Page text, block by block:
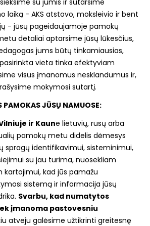
laiką - AKS atstovo, moksleivio ir bent
- jūsų pageidaujamoje pamokų
detaliai aptarsime jūsų lūkesčius,
jums būtų tinkamiausias,
vieta tinka efektyviam
visus įmanomus nesklandumus ir,
mokymosi sutartį.
PAMOKAS JŪSŲ NAMUOSE:
ir Kaune lietuvių, rusų arba
pamokų metu didelis dėmesys
spragų identifikavimui, sisteminimui,
su jau turima, nuosekliam
kartojimui, kad jūs pamažu
sistemą ir informacija jūsų
Svarbu, kad numatytos
įmanoma pastovesniu
atveju galėsime užtikrinti greitesnę